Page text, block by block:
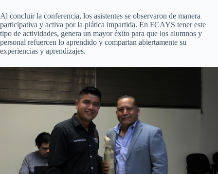
Al concluir la conferencia, los asistentes se observaron de manera
participativa y activa por la plática impartida. En FCAYS tener este
tipo de actividades, genera un mayor éxito para que los alumnos y
personal refuercen lo aprendido y compartan abiertamente su
experiencias y aprendizajes.